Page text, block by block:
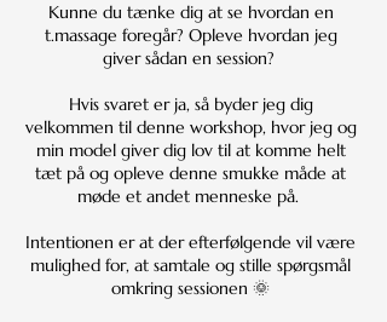
Kunne du tænke dig at se hvordan en
t.massage foregår? Opleve hvordan jeg
giver sådan en session?
Hvis svaret er ja, så byder jeg dig
velkommen til denne workshop, hvor jeg og
min model giver dig lov til at komme helt
tæt på og opleve denne smukke måde at
møde et andet menneske på.
Intentionen er at der efterfølgende vil være
mulighed for, at samtale og stille spørgsmål
omkring sessionen 🌞